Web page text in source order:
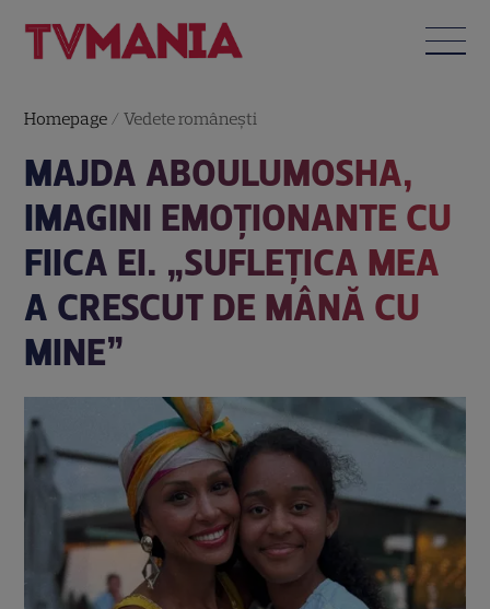
Homepage /Vedete româneşti
MAJDA ABOULUMOSHA,
IMAGINI EMOȚIONANTE CU
FIICA EI. „SUFLEȚICA MEA
A CRESCUT DE MÂNĂ CU
MINE”